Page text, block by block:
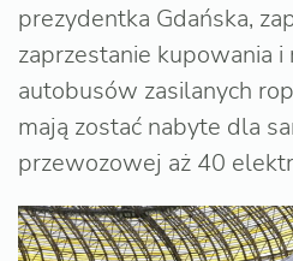
prezydentka Gdańska,
zaprzestanie kupowania
autobusów zasilanych
mają zostać nabyte dla
przewozowej aż 40